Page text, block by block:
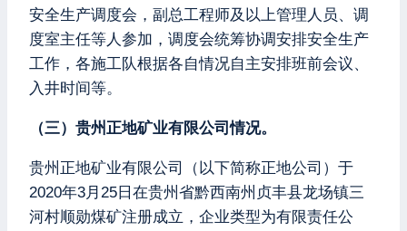
安全生产调度会，副总工程师及以上管理人员、调
度室主任等人参加，调度会统筹协调安排安全生产
工作，各施工队根据各自情况自主安排班前会议、
入井时间等。
（三）贵州正地矿业有限公司情况。
贵州正地矿业有限公司（以下简称正地公司）于
2020年3月25日在贵州省黔西南州贞丰县龙场镇三
河村顺勋煤矿注册成立，企业类型为有限责任公